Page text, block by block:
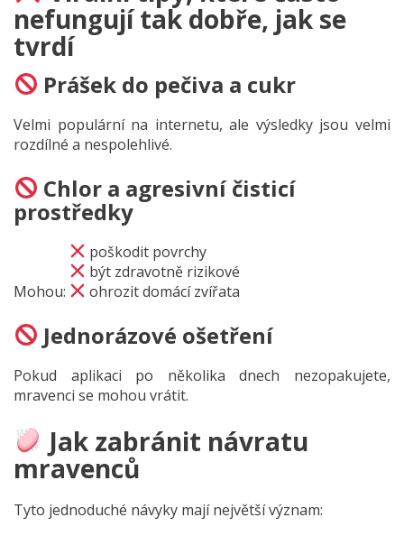
nefungují tak dobře, jak se
tvrdí
Prášek do pečiva a cukr
Velmi populární na internetu, ale výsledky jsou velmi
rozdílné a nespolehlivé.
Chlor a agresivní čisticí
prostředky
Mohou:
poškodit povrchy
být zdravotně rizikové
ohrozit domácí zvířata
Jednorázové ošetření
Pokud aplikaci po několika dnech nezopakujete,
mravenci se mohou vrátit.
Jak zabránit návratu
mravenců
Tyto jednoduché návyky mají největší význam: